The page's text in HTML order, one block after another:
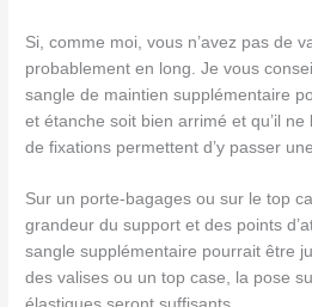
Si, comme moi, vous n’avez pas de
probablement en long. Je vous
sangle de maintien supplémentaire
et étanche soit bien arrimé et qu’il
de fixations permettent d’y passer
Sur un porte-bagages ou sur le top
grandeur du support et des points
sangle supplémentaire pourrait être
des valises ou un top case, la pose